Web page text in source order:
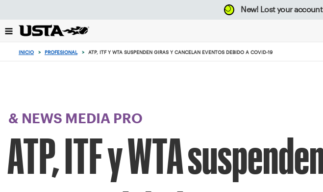
el
botón
New! Lost your
INICIO > PROFESIONAL > ATP, ITF Y WTA SUSPENDEN GIRAS Y CANCELAN EVENTOS DEBIDO A COVID-19
& NEWS MEDIA PRO
ATP, ITF y WTA